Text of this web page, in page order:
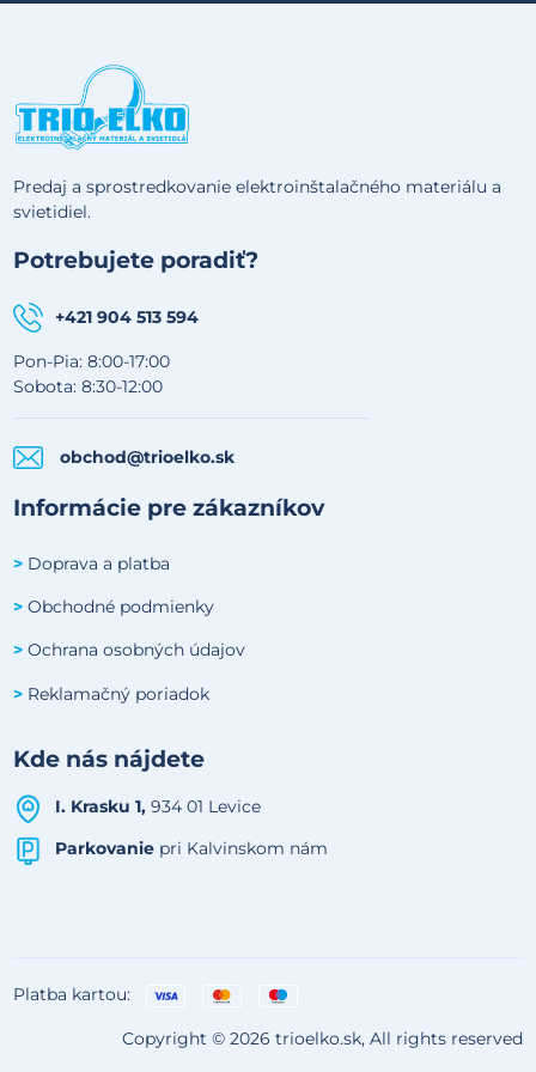
Predaj a sprostredkovanie elektroinštalačného materiálu a
svietidiel.
Potrebujete poradiť?
+421 904 513 594
Pon-Pia: 8:00-17:00
Sobota: 8:30-12:00
obchod@trioelko.sk
Informácie pre zákazníkov
> Doprava a platba
> Obchodné podmienky
> Ochrana osobných údajov
> Reklamačný poriadok
Kde nás nájdete
I. Krasku 1,934 01 Levice
Parkovanie pri Kalvinskom nám
Platba kartou:
Copyright © 2026 trioelko.sk, All rights reserved